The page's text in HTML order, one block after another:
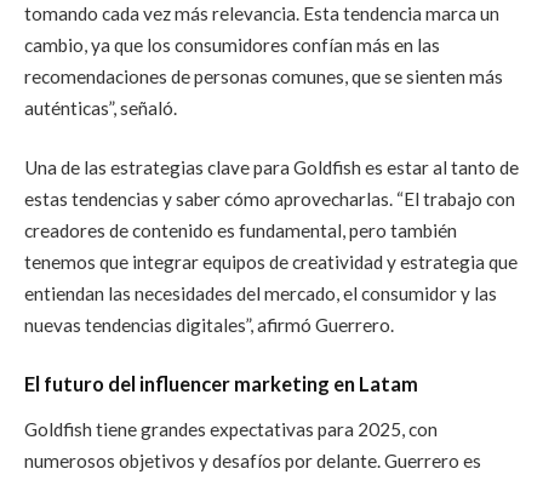
tomando cada vez más relevancia. Esta tendencia marca un
cambio, ya que los consumidores confían más en las
recomendaciones de personas comunes, que se sienten más
auténticas”, señaló.
Una de las estrategias clave para Goldfish es estar al tanto de
estas tendencias y saber cómo aprovecharlas. “El trabajo con
creadores de contenido es fundamental, pero también
tenemos que integrar equipos de creatividad y estrategia que
entiendan las necesidades del mercado, el consumidor y las
nuevas tendencias digitales”, afirmó Guerrero.
El futuro del influencer marketing en Latam
Goldfish tiene grandes expectativas para 2025, con
numerosos objetivos y desafíos por delante. Guerrero es